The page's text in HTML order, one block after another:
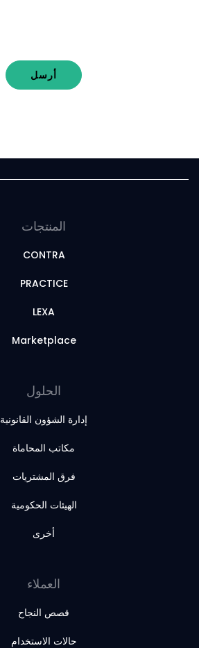
أرسل
المنتجات
CONTRA
PRACTICE
LEXA
Marketplace
الحلول
إدارة الشؤون القانونية
مكاتب المحاماة
فرق المشتريات
الهيئات الحكومية
أخرى
العملاء
قصص النجاح
حالات الاستخدام